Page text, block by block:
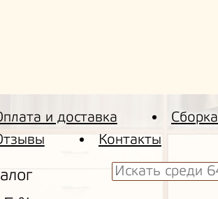
и доставка Сборка
Контакты